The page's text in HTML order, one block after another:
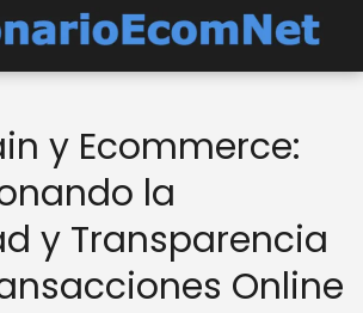
y Ecommerce:
la
y Transparencia
Online